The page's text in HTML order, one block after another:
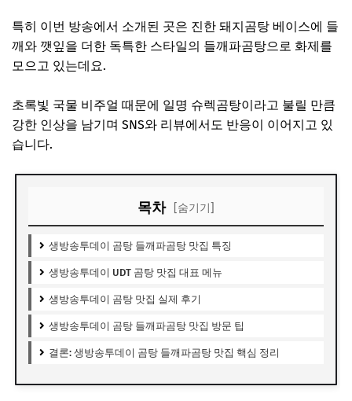
특히 이번 방송에서 소개된 곳은 진한 돼지곰탕 베이스에 들
깨와 깻잎을 더한 독특한 스타일의 들깨파곰탕으로 화제를
모으고 있는데요.
초록빛 국물 비주얼 때문에 일명 슈렉곰탕이라고 불릴 만큼
강한 인상을 남기며 SNS와 리뷰에서도 반응이 이어지고 있
습니다.
목차 [숨기기]
생방송투데이 곰탕 들깨파곰탕 맛집 특징
생방송투데이 UDT 곰탕 맛집 대표 메뉴
생방송투데이 곰탕 맛집 실제 후기
생방송투데이 곰탕 들깨파곰탕 맛집 방문 팁
결론: 생방송투데이 곰탕 들깨파곰탕 맛집 핵심 정리